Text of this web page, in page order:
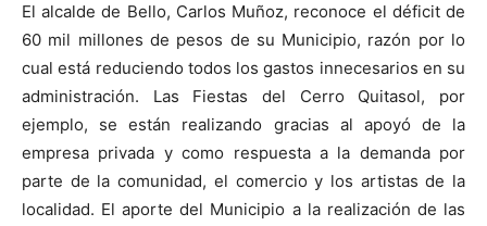
El alcalde de Bello, Carlos Muñoz, reconoce el déficit de
60 mil millones de pesos de su Municipio, razón por lo
cual está reduciendo todos los gastos innecesarios en su
administración. Las Fiestas del Cerro Quitasol, por
ejemplo, se están realizando gracias al apoyó de la
empresa privada y como respuesta a la demanda por
parte de la comunidad, el comercio y los artistas de la
localidad. El aporte del Municipio a la realización de las